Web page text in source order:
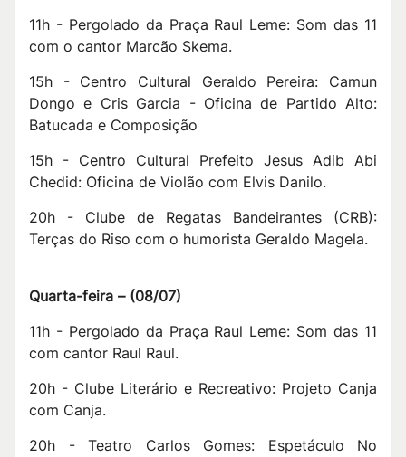
11h - Pergolado da Praça Raul Leme: Som das 11
com o cantor Marcão Skema.
15h - Centro Cultural Geraldo Pereira: Camun
Dongo e Cris Garcia - Oficina de Partido Alto:
Batucada e Composição
15h - Centro Cultural Prefeito Jesus Adib Abi
Chedid: Oficina de Violão com Elvis Danilo.
20h - Clube de Regatas Bandeirantes (CRB):
Terças do Riso com o humorista Geraldo Magela.
Quarta-feira – (08/07)
11h - Pergolado da Praça Raul Leme: Som das 11
com cantor Raul Raul.
20h - Clube Literário e Recreativo: Projeto Canja
com Canja.
20h - Teatro Carlos Gomes: Espetáculo No